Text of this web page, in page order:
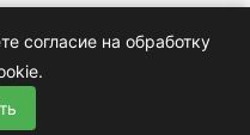
согласие на обработку